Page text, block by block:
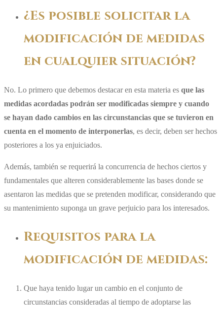
¿Es posible solicitar la
modificación de medidas
en cualquier situación?
No. Lo primero que debemos destacar en esta materia es que las
medidas acordadas podrán ser modificadas siempre y cuando
se hayan dado cambios en las circunstancias que se tuvieron en
cuenta en el momento de interponerlas, es decir, deben ser hechos
posteriores a los ya enjuiciados.
Además, también se requerirá la concurrencia de hechos ciertos y
fundamentales que alteren considerablemente las bases donde se
asentaron las medidas que se pretenden modificar, considerando que
su mantenimiento suponga un grave perjuicio para los interesados.
Requisitos para la
modificación de medidas:
Que haya tenido lugar un cambio en el conjunto de
circunstancias consideradas al tiempo de adoptarse las